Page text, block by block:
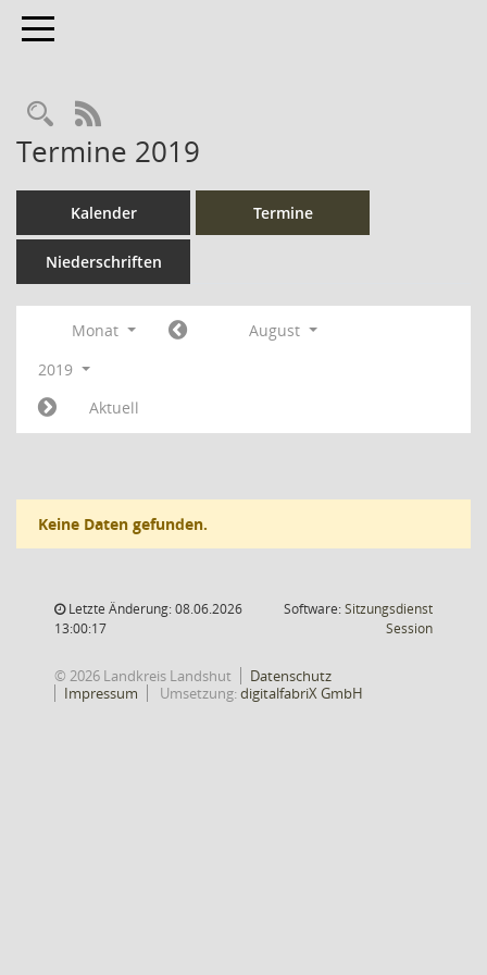
Toggle navigation
Rechercheauswahl
RSS-Feed
Termine 2019
Kalender Termine
Niederschriften
Monat
August
2019
Aktuell
Keine Daten gefunden.
Letzte Änderung: 08.06.2026
13:00:17
Software:Sitzungsdienst
Session(Wird in
© 2026 Landkreis Landshut
Datenschutz
Impressum
Umsetzung:digitalfabriX GmbH